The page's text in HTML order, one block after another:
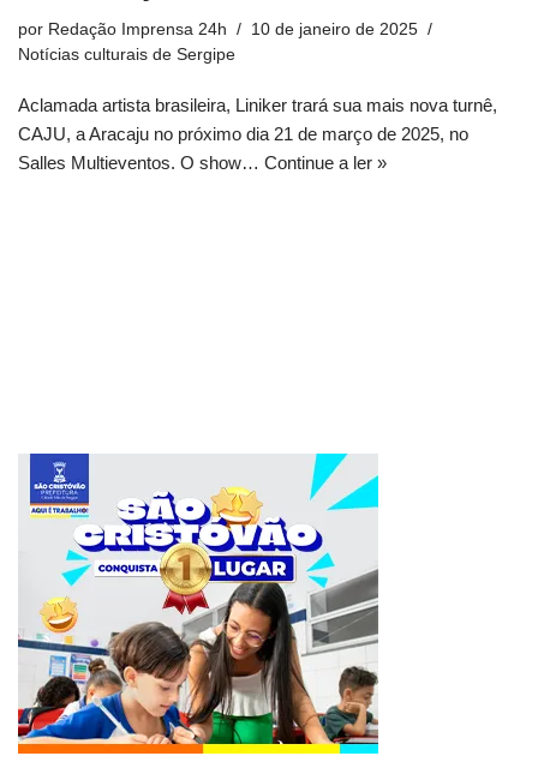
por Redação Imprensa 24h
10 de janeiro de 2025
Notícias culturais de Sergipe
Aclamada artista brasileira, Liniker trará sua mais nova turnê,
CAJU, a Aracaju no próximo dia 21 de março de 2025, no
Salles Multieventos. O show… Continue a ler »